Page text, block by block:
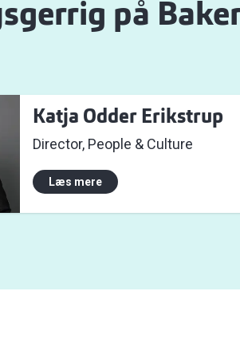
på
Katja Odder Erikstrup
Director, People & Culture
Læs mere